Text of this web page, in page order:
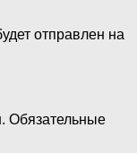
отправлен на
Обязательные